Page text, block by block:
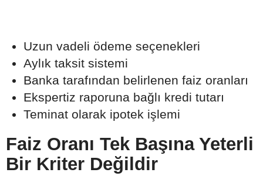
Uzun vadeli ödeme seçenekleri
Aylık taksit sistemi
Banka tarafından belirlenen faiz oranları
Ekspertiz raporuna bağlı kredi tutarı
Teminat olarak ipotek işlemi
Faiz Oranı Tek Başına Yeterli
Bir Kriter Değildir